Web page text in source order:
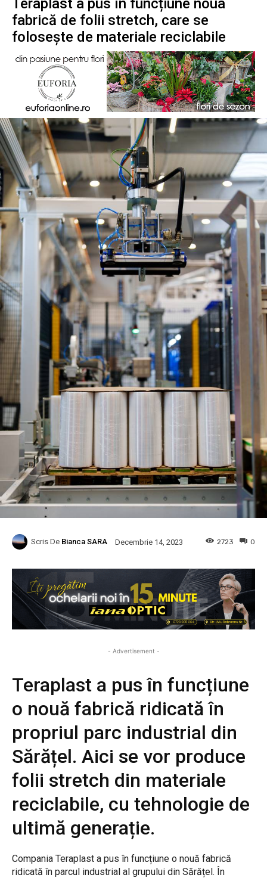
Teraplast a pus în funcțiune noua
fabrică de folii stretch, care se
folosește de materiale reciclabile
Scris De Bianca SARA Decembrie 14, 2023 0
2723
- Advertisement -
Teraplast a pus în funcțiune
o nouă fabrică ridicată în
propriul parc industrial din
Sărățel. Aici se vor produce
folii stretch din materiale
reciclabile, cu tehnologie de
ultimă generație.
Compania Teraplast a pus în funcțiune o nouă fabrică
ridicată în parcul industrial al grupului din Sărățel. În